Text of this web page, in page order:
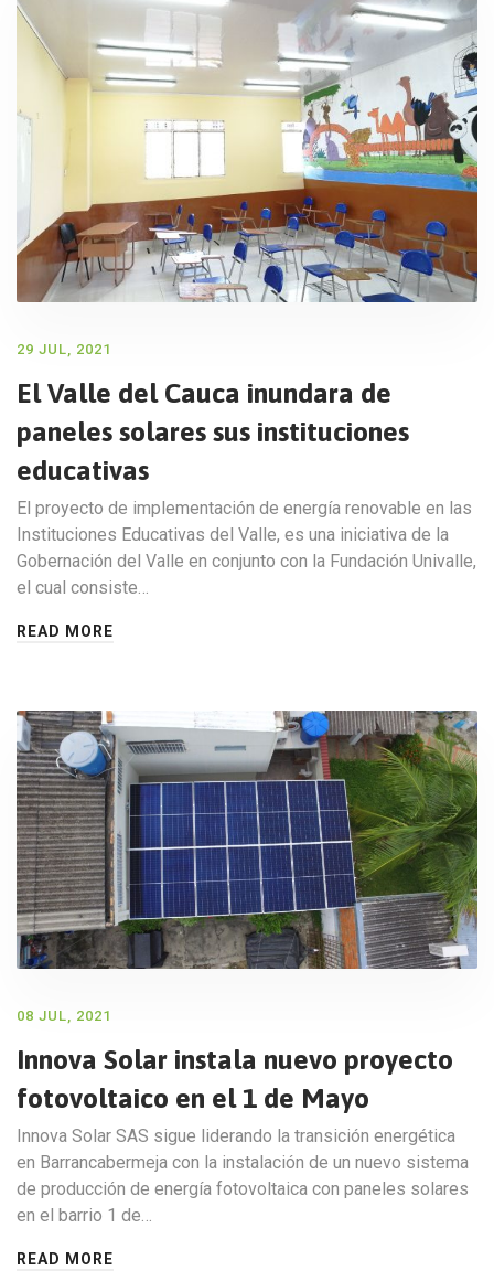
29 JUL, 2021
El Valle del Cauca inundara de
paneles solares sus instituciones
educativas
El proyecto de implementación de energía renovable en las
Instituciones Educativas del Valle, es una iniciativa de la
Gobernación del Valle en conjunto con la Fundación Univalle,
el cual consiste…
READ MORE
08 JUL, 2021
Innova Solar instala nuevo proyecto
fotovoltaico en el 1 de Mayo
Innova Solar SAS sigue liderando la transición energética
en Barrancabermeja con la instalación de un nuevo sistema
de producción de energía fotovoltaica con paneles solares
en el barrio 1 de…
READ MORE